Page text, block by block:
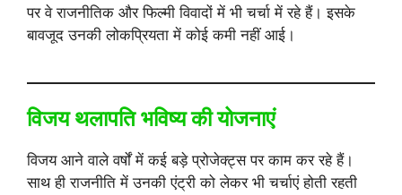
पर वे राजनीतिक और फिल्मी विवादों में भी चर्चा में रहे हैं। इसके
बावजूद उनकी लोकप्रियता में कोई कमी नहीं आई।
विजय थलापति भविष्य की योजनाएं
विजय आने वाले वर्षों में कई बड़े प्रोजेक्ट्स पर काम कर रहे हैं।
साथ ही राजनीति में उनकी एंट्री को लेकर भी चर्चाएं होती रहती